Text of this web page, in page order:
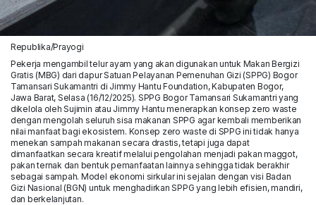
Republika/Prayogi
Pekerja mengambil telur ayam yang akan digunakan untuk Makan Bergizi
Gratis (MBG) dari dapur Satuan Pelayanan Pemenuhan Gizi (SPPG) Bogor
Tamansari Sukamantri di Jimmy Hantu Foundation, Kabupaten Bogor,
Jawa Barat, Selasa (16/12/2025). SPPG Bogor Tamansari Sukamantri yang
dikelola oleh Sujimin atau Jimmy Hantu menerapkan konsep zero waste
dengan mengolah seluruh sisa makanan SPPG agar kembali memberikan
nilai manfaat bagi ekosistem. Konsep zero waste di SPPG ini tidak hanya
menekan sampah makanan secara drastis, tetapi juga dapat
dimanfaatkan secara kreatif melalui pengolahan menjadi pakan maggot,
pakan ternak dan bentuk pemanfaatan lainnya sehingga tidak berakhir
sebagai sampah. Model ekonomi sirkular ini sejalan dengan visi Badan
Gizi Nasional (BGN) untuk menghadirkan SPPG yang lebih efisien, mandiri,
dan berkelanjutan.